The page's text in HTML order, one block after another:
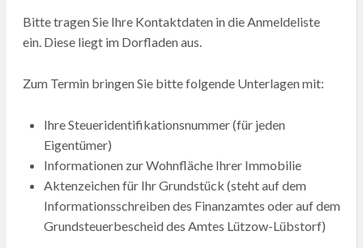
Bitte tragen Sie Ihre Kontaktdaten in die Anmeldeliste
ein. Diese liegt im Dorfladen aus.
Zum Termin bringen Sie bitte folgende Unterlagen mit:
Ihre Steueridentifikationsnummer (für jeden
Eigentümer)
Informationen zur Wohnfläche Ihrer Immobilie
Aktenzeichen für Ihr Grundstück (steht auf dem
Informationsschreiben des Finanzamtes oder auf dem
Grundsteuerbescheid des Amtes Lützow-Lübstorf)